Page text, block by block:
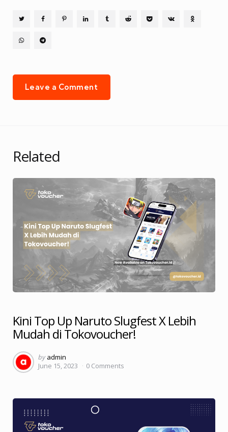
Leave a Comment
Related
Kini Top Up Naruto Slugfest X Lebih
Mudah di Tokovoucher!
Posted
by
by admin
June 15, 2023
0 Comments